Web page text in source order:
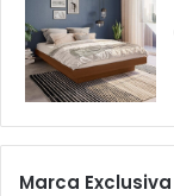
Marca Exclusiva